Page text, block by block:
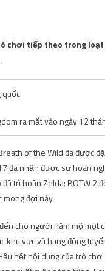
chơi tiếp theo trong
ra mắt vào ngày 12
of the Wild đã được
đã nhận được sự hoan
trì hoãn Zelda: BOTW 2
đợi này.
cho người hâm mộ
khu vực và hang động
hết nội dung của trò